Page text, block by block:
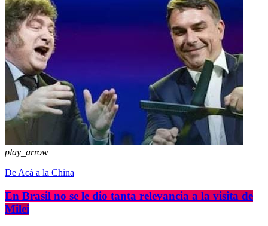
play_arrow
De Acá a la China
En Brasil no se le dio tanta relevancia a la visita de
Milei